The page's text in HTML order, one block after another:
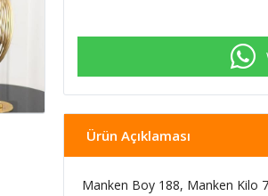
Ürün Açıklaması
Manken Boy 188, Manken Kilo